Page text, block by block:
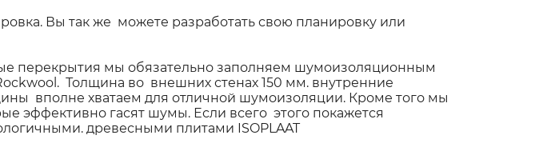
Вы так же можете разработать свою планировку или
перекрытия мы обязательно заполняем шумоизоляционным
Толщина во внешних стенах 150 мм. внутренние
вполне хватаем для отличной шумоизоляции. Кроме того мы
эффективно гасят шумы. Если всего этого покажется
древесными плитами ISOPLAAT